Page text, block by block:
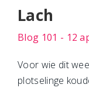
Lach
Blog 101 - 12
Voor wie dit
plotselinge